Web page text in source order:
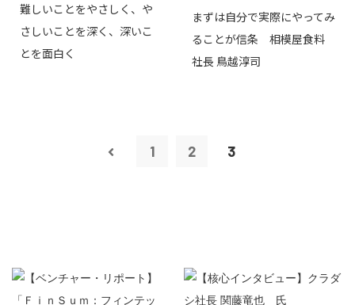
難しいことをやさしく、や
さしいことを深く、深いこ
とを面白く
まずは自分で実際にやってみ
ることが信条 相模屋食料
社長 鳥越淳司
1 2 3